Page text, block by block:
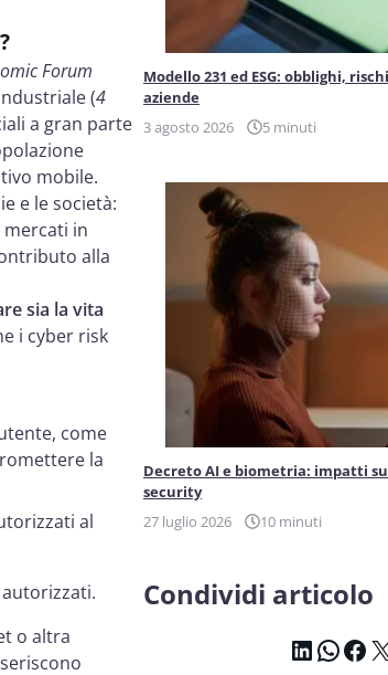
Forum
(4
a gran parte
mobile.
e le società:
in
alla
sia la vita
i cyber risk
come
la
al
o altra
Modello 231 ed ESG: obblighi,
aziende
3 agosto 2026
5 minuti
Decreto AI e biometria: impatti
security
27 luglio 2026
10 minuti
Condividi articolo
LinkedIn WhatsApp Facebook X